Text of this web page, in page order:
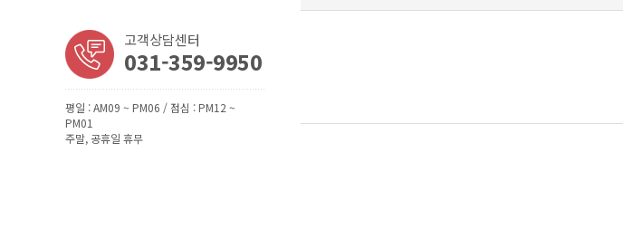
고객상담센터
031-359-9950
평일 : AM09 ~ PM06 / 점심 : PM12 ~
PM01
주말, 공휴일 휴무